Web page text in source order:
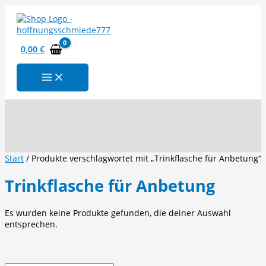
Inhalt
springen
0,00€
Start / Produkte verschlagwortet mit „Trinkflasche für Anbetung“
Trinkflasche für Anbetung
Es wurden keine Produkte gefunden, die deiner Auswahl
entsprechen.